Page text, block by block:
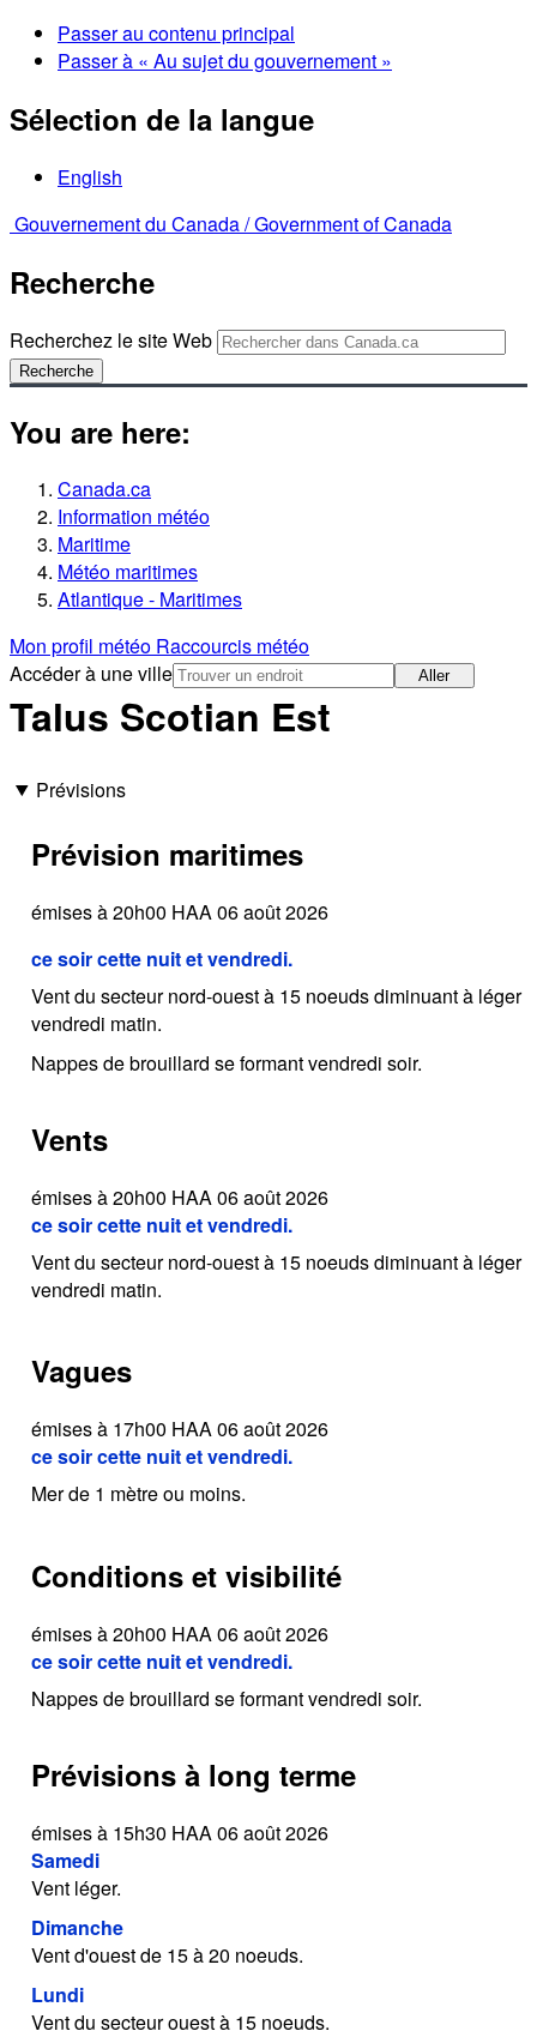
Passer au contenu principal
Passer à « Au sujet du gouvernement »
Sélection de la langue
English
Gouvernement du Canada /Government of Canada
Recherche
Recherchez le site Web
Recherche
You are here:
Canada.ca
Information météo
Maritime
Météo maritimes
Atlantique - Maritimes
Mon profil météo Raccourcis météo
Accéder à une ville
Aller
Talus Scotian Est
Prévisions
Prévision maritimes
émises à 20h00 HAA 06 août 2026
ce soir cette nuit et vendredi.
Vent du secteur nord-ouest à 15 noeuds diminuant à léger
vendredi matin.
Nappes de brouillard se formant vendredi soir.
Vents
émises à 20h00 HAA 06 août 2026
ce soir cette nuit et vendredi.
Vent du secteur nord-ouest à 15 noeuds diminuant à léger
vendredi matin.
Vagues
émises à 17h00 HAA 06 août 2026
ce soir cette nuit et vendredi.
Mer de 1 mètre ou moins.
Conditions et visibilité
émises à 20h00 HAA 06 août 2026
ce soir cette nuit et vendredi.
Nappes de brouillard se formant vendredi soir.
Prévisions à long terme
émises à 15h30 HAA 06 août 2026
Samedi
Vent léger.
Dimanche
Vent d'ouest de 15 à 20 noeuds.
Lundi
Vent du secteur ouest à 15 noeuds.